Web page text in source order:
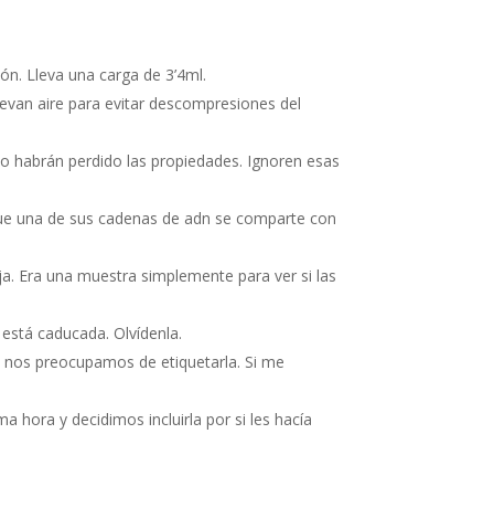
Lleva una carga de 3’4ml.
aire para evitar descompresiones del
habrán perdido las propiedades. Ignoren esas
una de sus cadenas de adn se comparte con
Era una muestra simplemente para ver si las
caducada. Olvídenla.
preocupamos de etiquetarla. Si me
hora y decidimos incluirla por si les hacía